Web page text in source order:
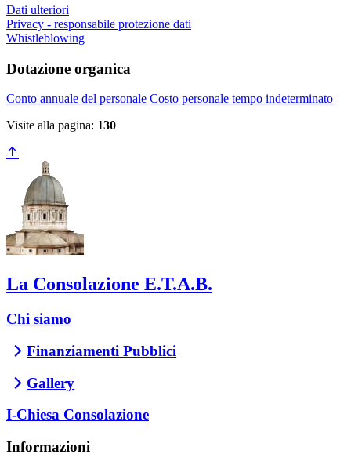
Dati ulteriori
Privacy - responsabile protezione dati
Whistleblowing
Dotazione organica
Conto annuale del personale Costo personale tempo indeterminato
Visite alla pagina: 130
La Consolazione E.T.A.B.
Chi siamo
Finanziamenti Pubblici
Gallery
I-Chiesa Consolazione
Informazioni